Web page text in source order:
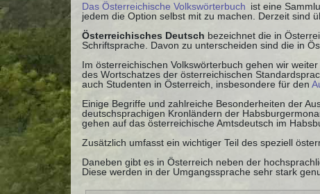
Das Österreichische Volkswörterbuch ist eine
jedem die Option selbst mit zu machen. Derzeit sind
Österreichisches Deutsch bezeichnet die in
Schriftsprache. Davon zu unterscheiden sind die in
Im österreichischen Volkswörterbuch gehen wir
des Wortschatzes der österreichischen
auch Studenten in Österreich, insbesondere für den
Einige Begriffe und zahlreiche Besonderheiten der
deutschsprachigen Kronländern der
gehen auf das österreichische Amtsdeutsch im
Zusätzlich umfasst ein wichtiger Teil des speziell
Daneben gibt es in Österreich neben der
Diese werden in der Umgangssprache sehr stark